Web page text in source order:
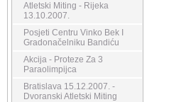
Atletski Miting - Rijeka
13.10.2007.
Posjeti Centru Vinko Bek I
Gradonačelniku Bandiću
Akcija - Proteze Za 3
Paraolimpijca
Bratislava 15.12.2007. -
Dvoranski Atletski Miting